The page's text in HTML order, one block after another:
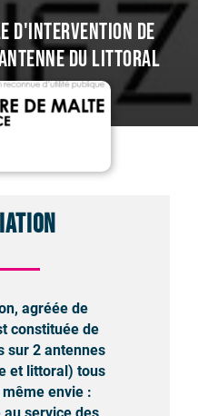
d'Intervention de
du Littoral
agréée de
constituée de
sur 2 antennes
et littoral) tous
envie :
service des